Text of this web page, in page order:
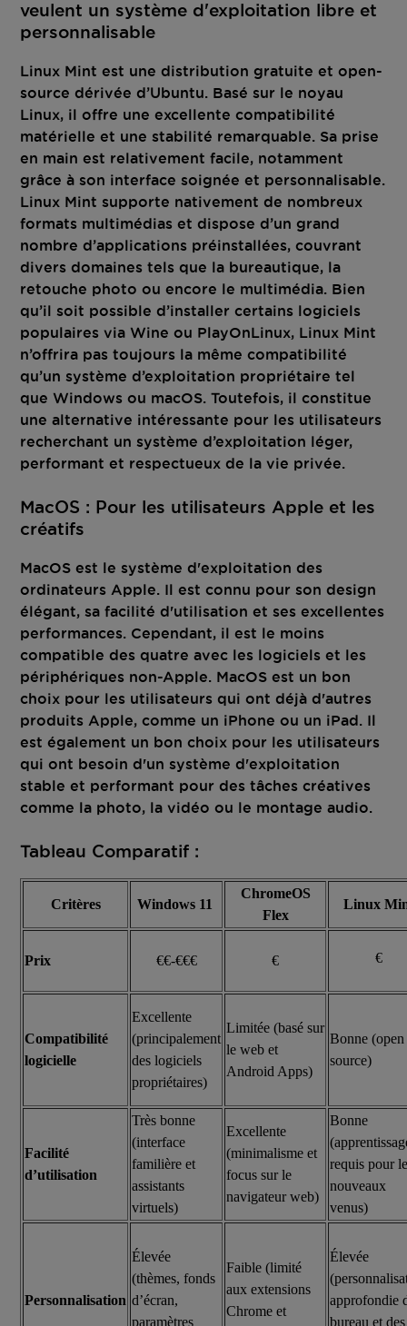
veulent un système d'exploitation libre et
personnalisable
Linux Mint est une distribution gratuite et open-
source dérivée d’Ubuntu. Basé sur le noyau
Linux, il offre une excellente compatibilité
matérielle et une stabilité remarquable. Sa prise
en main est relativement facile, notamment
grâce à son interface soignée et personnalisable.
Linux Mint supporte nativement de nombreux
formats multimédias et dispose d’un grand
nombre d’applications préinstallées, couvrant
divers domaines tels que la bureautique, la
retouche photo ou encore le multimédia. Bien
qu’il soit possible d’installer certains logiciels
populaires via Wine ou PlayOnLinux, Linux Mint
n’offrira pas toujours la même compatibilité
qu’un système d’exploitation propriétaire tel
que Windows ou macOS. Toutefois, il constitue
une alternative intéressante pour les utilisateurs
recherchant un système d’exploitation léger,
performant et respectueux de la vie privée.
MacOS : Pour les utilisateurs Apple et les
créatifs
MacOS est le système d'exploitation des
ordinateurs Apple. Il est connu pour son design
élégant, sa facilité d'utilisation et ses excellentes
performances. Cependant, il est le moins
compatible des quatre avec les logiciels et les
périphériques non-Apple. MacOS est un bon
choix pour les utilisateurs qui ont déjà d'autres
produits Apple, comme un iPhone ou un iPad. Il
est également un bon choix pour les utilisateurs
qui ont besoin d'un système d'exploitation
stable et performant pour des tâches créatives
comme la photo, la vidéo ou le montage audio.
Tableau Comparatif :
Critères Windows 11
ChromeOS
Flex
Linux
Prix €€-€€€ € €
Compatibilité
logicielle
Excellente
(principalement
des logiciels
propriétaires)
Limitée (basé sur
le web et
Android Apps)
Bonne (open
source)
Facilité
d’utilisation
Très bonne
(interface
familière et
assistants
virtuels)
Excellente
(minimalisme et
focus sur le
navigateur web)
Bonne
requis pour
nouveaux
venus)
Personnalisation
Élevée
(thèmes, fonds
d’écran,
paramètres
Faible (limité
aux extensions
Chrome et
Élevée
approfondie
bureau et des